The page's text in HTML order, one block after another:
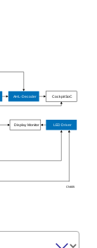
CN605
Cockpit SoC
AHL-Decoder
Display Monitor LED Driver